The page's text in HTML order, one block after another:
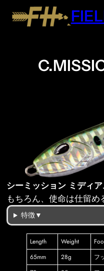
シーミッション ミディ
もちろん、使命は仕留
特徴▼
Length Weight
65mm
28g フ